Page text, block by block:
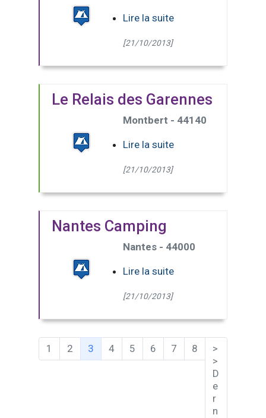
Lire la suite
[21/10/2013]
Le Relais des Garennes
Montbert - 44140
Lire la suite
[21/10/2013]
Nantes Camping
Nantes - 44000
Lire la suite
[21/10/2013]
1 2 3 (Page courante)
4 5 6 7 8
>
>
D
e
r
n